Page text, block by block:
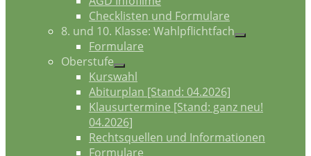
Checklisten und Formulare
8. und 10. Klasse: Wahlpflichtfach
Formulare
Oberstufe
Kurswahl
Abiturplan [Stand: 04.2026]
Klausurtermine [Stand: ganz neu!
04.2026]
Rechtsquellen und Informationen
Formulare